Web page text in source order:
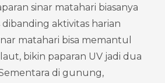
sinar matahari biasanya
aktivitas harian
matahari bisa memantul
bikin paparan UV jadi dua
di gunung,